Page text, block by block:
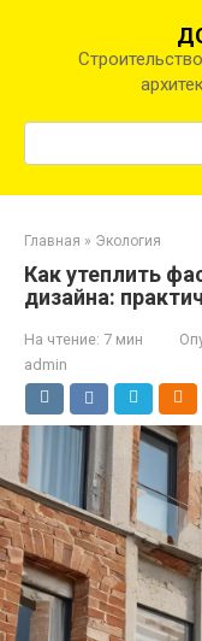
Главная » Экология
Как утеплить
дизайна:
На чтение: 7 мин
admin